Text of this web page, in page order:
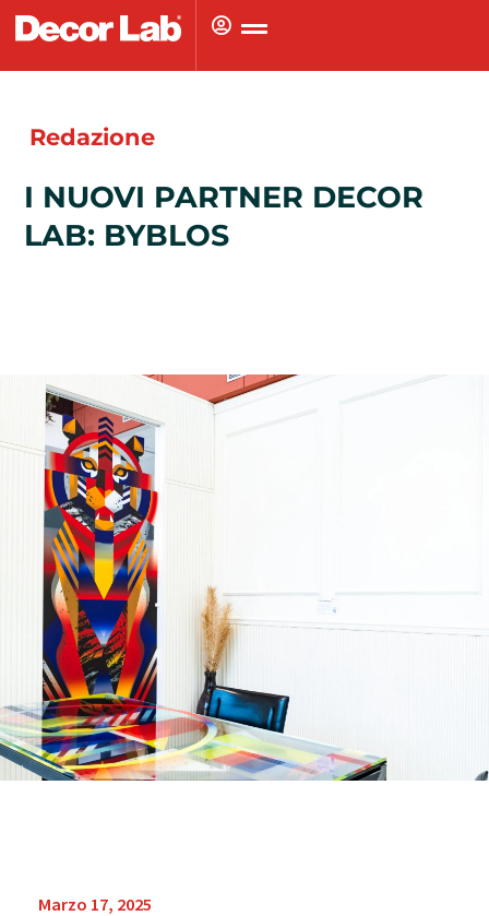
Redazione
I NUOVI PARTNER DECOR
LAB: BYBLOS
Marzo 17, 2025